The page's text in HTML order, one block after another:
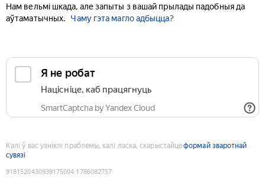
Нам вельмі шкада, але запыты з вашай прылады падобныя да
аўтаматычных.
Чаму гэта магло адбыцца?
Я не робат
Націсніце, каб працягнуць
SmartCaptcha by Yandex Cloud
Калі ў вас узніклі праблемы, калі ласка, скарыстайцеформай зваротнай
сувязі
9181520430939175004:1786082757